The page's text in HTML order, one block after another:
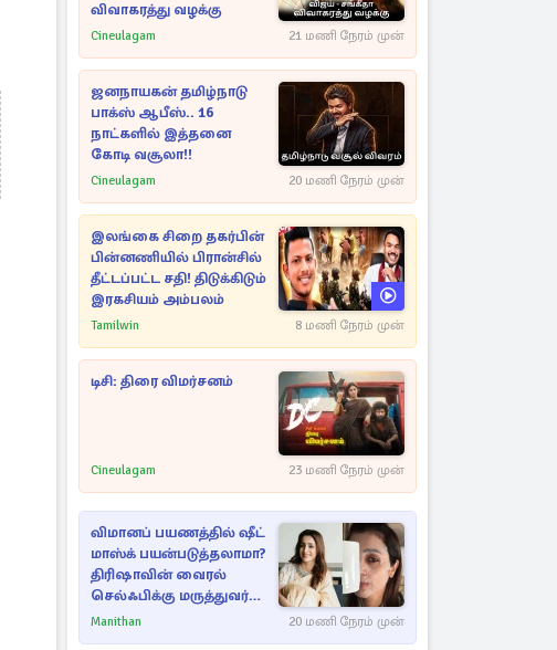
விவாகரத்து வழக்கு
Cineulagam 21 மணி நேரம் முன்
ஜனநாயகன் தமிழ்நாடு
பாக்ஸ் ஆபீஸ்.. 16
நாட்களில் இத்தனை
கோடி வசூலா!!
Cineulagam 20 மணி நேரம் முன்
இலங்கை சிறை தகர்பின்
பின்னணியில் பிரான்சில்
தீட்டப்பட்ட சதி! திடுக்கிடும்
இரகசியம் அம்பலம்
Tamilwin 8 மணி நேரம் முன்
டிசி: திரை விமர்சனம்
Cineulagam 23 மணி நேரம் முன்
விமானப் பயணத்தில் ஷீட்
மாஸ்க் பயன்படுத்தலாமா?
திரிஷாவின் வைரல்
செல்ஃபிக்கு மருத்துவர்
விளக்கம்
Manithan 20 மணி நேரம் முன்